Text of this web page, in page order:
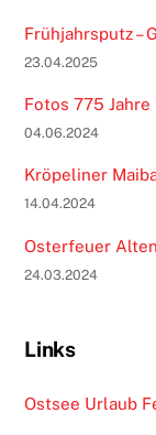
Frühjahrsputz –
23.04.2025
Fotos 775 Jahre
04.06.2024
Kröpeliner
14.04.2024
Osterfeuer
24.03.2024
Links
Ostsee Urlaub